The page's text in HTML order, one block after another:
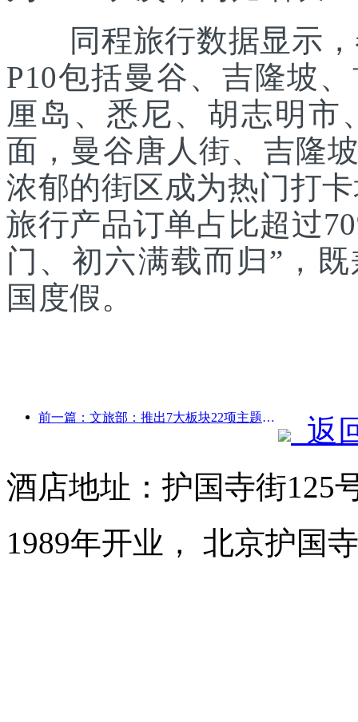
同程旅行数据显示，
P10包括曼谷、吉隆坡
厘岛、悉尼、胡志明市
面，曼谷唐人街、吉隆
浓郁的街区成为热门打
旅行产品订单占比超过
门、初六满载而归”，
国度假。
前一篇：文旅部：推出7大板块22项主题活动
返
酒店地址：护国寺街125
1989年开业， 北京护